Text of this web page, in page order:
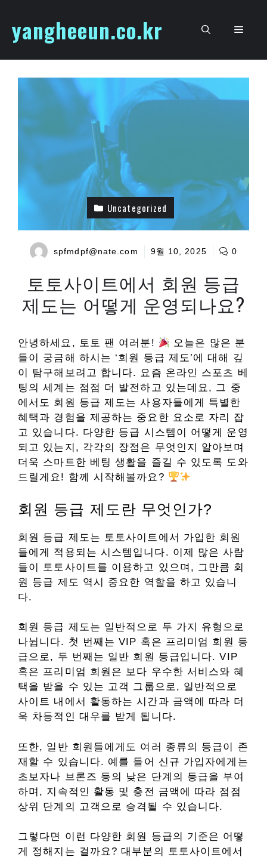
content
yangheeun.co.kr Menu
Uncategorized
spfmdpf@nate.com 9월 10, 2025 0
토토사이트에서 회원 등급
제도는 어떻게 운영되나요?
안녕하세요, 토토 팬 여러분!
오늘은 많은 분
들이 궁금해 하시는 ‘회원 등급 제도’에 대해 깊
이 탐구해보려고 합니다. 요즘 온라인 스포츠 베
팅의 세계는 점점 더 발전하고 있는데요, 그 중
에서도 회원 등급 제도는 사용자들에게 특별한
혜택과 경험을 제공하는 중요한 요소로 자리 잡
고 있습니다. 다양한 등급 시스템이 어떻게 운영
되고 있는지, 각각의 장점은 무엇인지 알아보며
더욱 스마트한 베팅 생활을 즐길 수 있도록 도와
드릴게요! 함께 시작해볼까요?
회원 등급 제도란 무엇인가?
회원 등급 제도는 토토사이트에서 가입한 회원
들에게 적용되는 시스템입니다. 이제 많은 사람
들이 토토사이트를 이용하고 있으며, 그만큼 회
원 등급 제도 역시 중요한 역할을 하고 있습니
다.
회원 등급 제도는 일반적으로 두 가지 유형으로
나뉩니다. 첫 번째는 VIP 혹은 프리미엄 회원 등
급으로, 두 번째는 일반 회원 등급입니다. VIP
혹은 프리미엄 회원은 보다 우수한 서비스와 혜
택을 받을 수 있는 고객 그룹으로, 일반적으로
사이트 내에서 활동하는 시간과 금액에 따라 더
욱 차등적인 대우를 받게 됩니다.
또한, 일반 회원들에게도 여러 종류의 등급이 존
재할 수 있습니다. 예를 들어 신규 가입자에게는
초보자나 브론즈 등의 낮은 단계의 등급을 부여
하며, 지속적인 활동 및 충전 금액에 따라 점점
상위 단계의 고객으로 승격될 수 있습니다.
그렇다면 이런 다양한 회원 등급의 기준은 어떻
게 정해지는 걸까요? 대부분의 토토사이트에서